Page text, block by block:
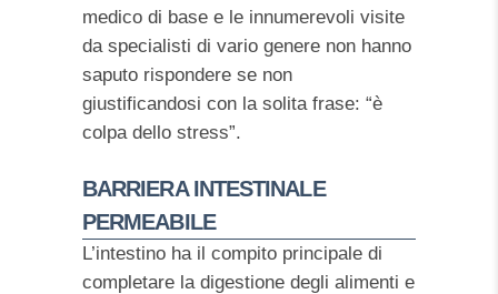
medico di base e le innumerevoli visite
da specialisti di vario genere non hanno
saputo rispondere se non
giustificandosi con la solita frase: “è
colpa dello stress”.
BARRIERA INTESTINALE
PERMEABILE
L’intestino ha il compito principale di
completare la digestione degli alimenti e